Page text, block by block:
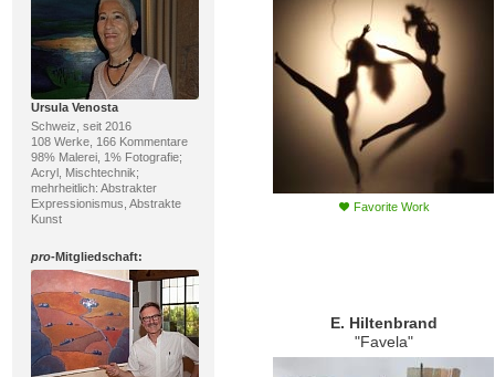
Ursula Venosta
Schweiz, seit 2016
108 Werke, 166 Kommentare
98% Malerei, 1% Fotografie;
Acryl, Mischtechnik;
mehrheitlich: Abstrakter
Expressionismus, Abstrakte
Kunst
pro-Mitgliedschaft:
Favorite Work
E. Hiltenbrand
"Favela"